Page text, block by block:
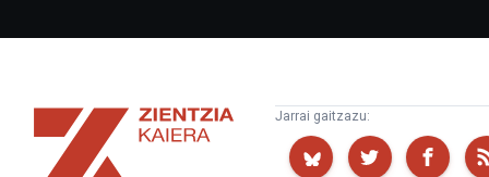
Zientzia
Kaiera
Jarrai gaitzazu: